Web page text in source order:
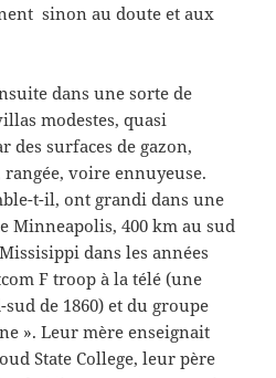
sinon au doute et aux
dans une sorte de
modestes, quasi
des surfaces de gazon,
voire ennuyeuse.
t-il, ont grandi dans une
Minneapolis, 400 km au sud
dans les années
F troop à la télé (une
de 1860) et du groupe
». Leur mère enseignait
State College, leur père